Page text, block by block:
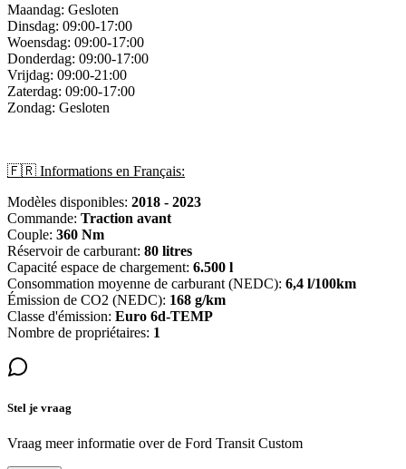
Maandag: Gesloten
Dinsdag: 09:00-17:00
Woensdag: 09:00-17:00
Donderdag: 09:00-17:00
Vrijdag: 09:00-21:00
Zaterdag: 09:00-17:00
Zondag: Gesloten
🇫🇷 Informations en Français:
Modèles disponibles: 2018 - 2023
Commande: Traction avant
Couple: 360 Nm
Réservoir de carburant: 80 litres
Capacité espace de chargement: 6.500 l
Consommation moyenne de carburant (NEDC): 6,4 l/100km
Émission de CO2 (NEDC): 168 g/km
Classe d'émission: Euro 6d-TEMP
Nombre de propriétaires: 1
Stel je vraag
Vraag meer informatie over de Ford Transit Custom